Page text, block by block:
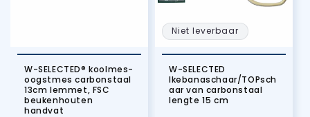
W-SELECTED® koolmes-
oogstmes carbonstaal
13cm lemmet, FSC
beukenhouten
handvat
Niet leverbaar
W-SELECTED
Ikebanaschaar/TOPsch
aar van carbonstaal
lengte 15 cm